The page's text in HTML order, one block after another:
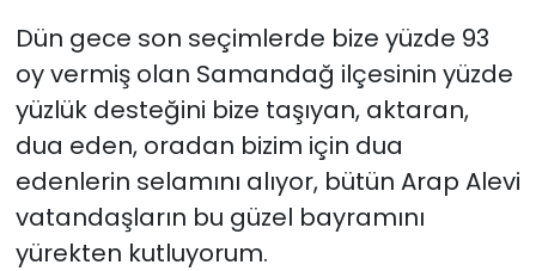
Dün gece son seçimlerde bize yüzde 93
oy vermiş olan Samandağ ilçesinin yüzde
yüzlük desteğini bize taşıyan, aktaran,
dua eden, oradan bizim için dua
edenlerin selamını alıyor, bütün Arap Alevi
vatandaşların bu güzel bayramını
yürekten kutluyorum.